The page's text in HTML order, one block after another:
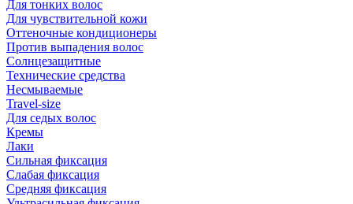
Для тонких волос
Для чувствительной кожи
Оттеночные кондиционеры
Против выпадения волос
Солнцезащитные
Технические средства
Несмываемые
Travel-size
Для седых волос
Кремы
Лаки
Сильная фиксация
Слабая фиксация
Средняя фиксация